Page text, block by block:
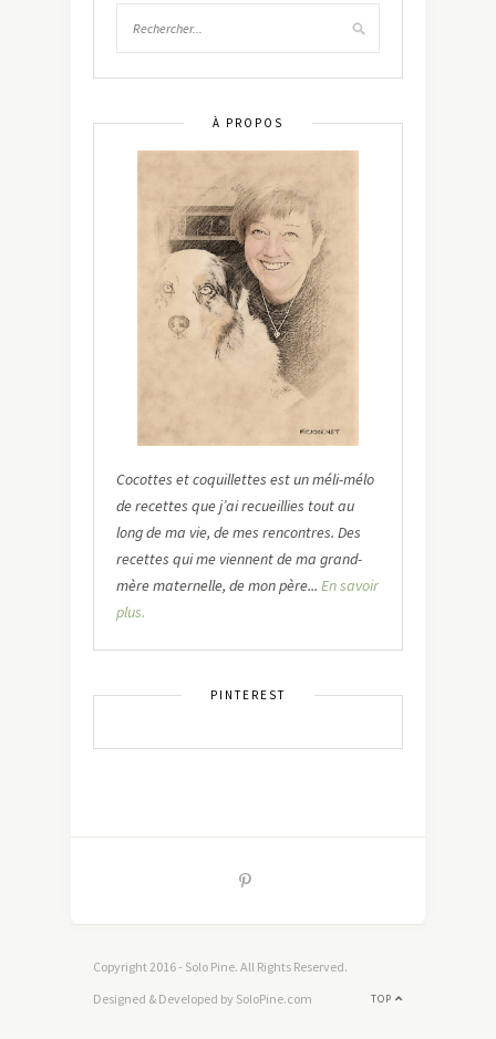
À PROPOS
Cocottes et coquillettes est un méli-mélo
de recettes que j’ai recueillies tout au
long de ma vie, de mes rencontres. Des
recettes qui me viennent de ma grand-
mère maternelle, de mon père... En savoir
plus.
PINTEREST
Copyright 2016 - Solo Pine. All Rights Reserved.
TOP
Designed & Developed by SoloPine.com